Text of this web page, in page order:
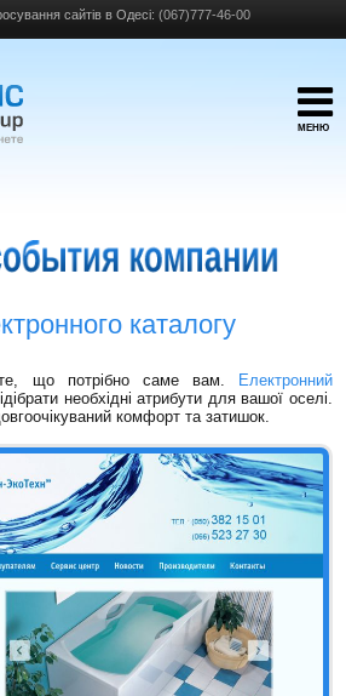
сайтів в Одесі: (067)777-46-00
МЕНЮ
каталогу
що потрібно саме вам. Електронний
необхідні атрибути для вашої оселі.
комфорт та затишок.